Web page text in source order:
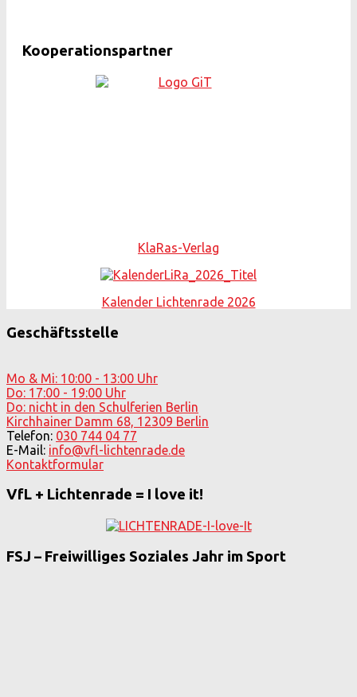
Kooperationspartner
KlaRas-Verlag
Kalender Lichtenrade 2026
Geschäftsstelle
Mo & Mi: 10:00 - 13:00 Uhr
Do: 17:00 - 19:00 Uhr
Do: nicht in den Schulferien Berlin
Kirchhainer Damm 68, 12309 Berlin
Telefon: 030 744 04 77
E-Mail: info@vfl-lichtenrade.de
Kontaktformular
VfL + Lichtenrade = I love it!
FSJ – Freiwilliges Soziales Jahr im Sport